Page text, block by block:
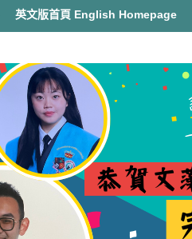
英文版首頁 English Homepage